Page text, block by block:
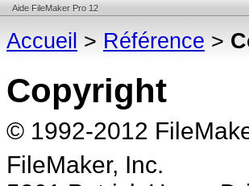
Aide FileMaker Pro 12
Accueil > Référence >
Copyright
© 1992-2012
FileMaker, Inc.